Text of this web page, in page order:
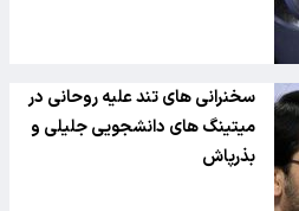
سخنرانی های تند علیه روحانی در
میتینگ های دانشجویی جلیلی و
بذرپاش